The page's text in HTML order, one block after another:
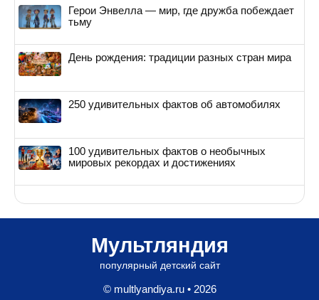
Герои Энвелла — мир, где дружба побеждает
тьму
День рождения: традиции разных стран мира
250 удивительных фактов об автомобилях
100 удивительных фактов о необычных
мировых рекордах и достижениях
Мультляндия
популярный детский сайт
© multlyandiya.ru • 2026